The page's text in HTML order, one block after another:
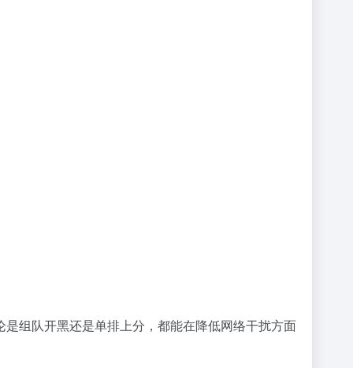
组队开黑还是单排上分，都能在降低网络干扰方面